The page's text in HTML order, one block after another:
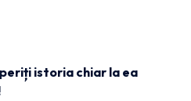
istoria chiar la ea